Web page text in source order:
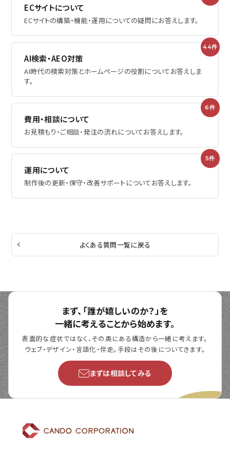
ECサイトについて
ECサイトの構築・機能・運用についての疑問にお答えします。
AI検索・AEO対策
AI時代の検索対策とホームページの役割についてお答えしま
す。
44件
費用・相談について
お見積もり・ご相談・発注の流れについてお答えします。
6件
運用について
制作後の更新・保守・改善サポートについてお答えします。
5件
よくある質問一覧に戻る
まず、「誰が嬉しいのか？」を
一緒に考えることから始めます。
表面的な症状ではなく、その奥にある構造から一緒に考えます。
ウェブ・デザイン・言語化・伴走。手段はその後についてきます。
まずは相談してみる